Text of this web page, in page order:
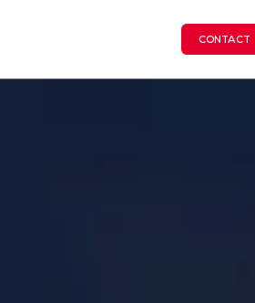
CONTACT